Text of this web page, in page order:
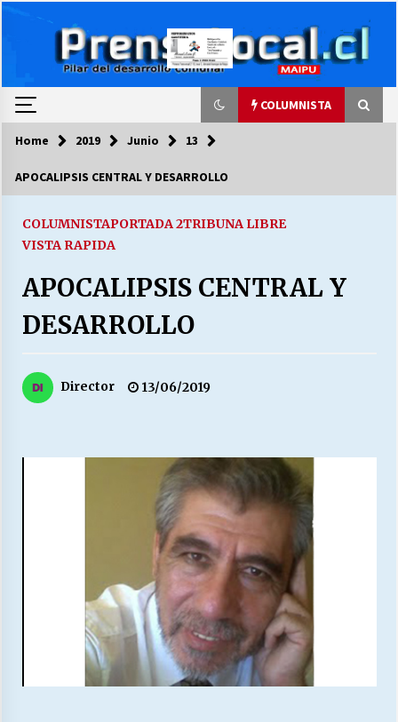
COLUMNISTA
COLUMNISTA
cuándo van a bajar?
LA DC POR SIEMPRE.RECORDANDO 69 AÑOS DE
HISTORIA
28/07/2026
CUMPLEAÑOS 69
LABORAL:
13/07/2026
Escuela hospitalaria El Carmen de Maipu.
25/06/2026
¿Qué habrían dicho?
23/06/2026
VOLVER A SER ALTERNATIVA
Home 2019 Junio 13
APOCALIPSIS CENTRAL Y DESARROLLO
COLUMNISTAPORTADA 2TRIBUNA LIBRE
VISTA RAPIDA
APOCALIPSIS CENTRAL Y
DESARROLLO
Director 13/06/2019